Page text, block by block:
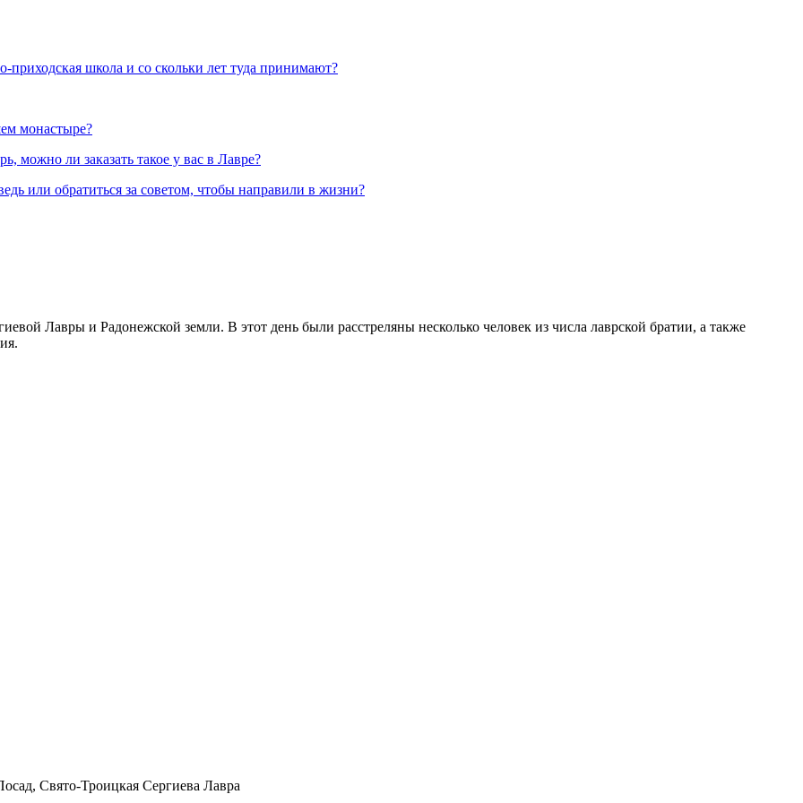
приходская школа и со скольки лет туда принимают?
монастыре?
можно ли заказать такое у вас в Лавре?
или обратиться за советом, чтобы направили в жизни?
Лавры и Радонежской земли. В этот день были расстреляны несколько человек из числа лаврской братии, а также
Свято-Троицкая Сергиева Лавра